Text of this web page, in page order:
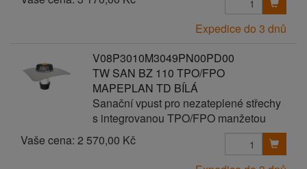
Expedice do 3 dnů
V08P3010M3049PN00PD00
TW SAN BZ 110 TPO/FPO
MAPEPLAN TD BÍLÁ
Sanační vpust pro nezateplené střechy
s integrovanou TPO/FPO manžetou
Vaše cena: 2 570,00 Kč